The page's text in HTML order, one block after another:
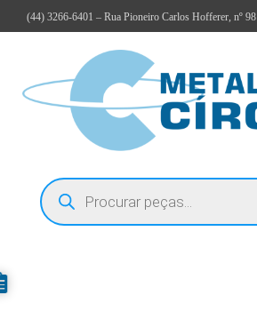
(44) 3266-6401 – Rua Pioneiro Carlos Hofferer, nº 98